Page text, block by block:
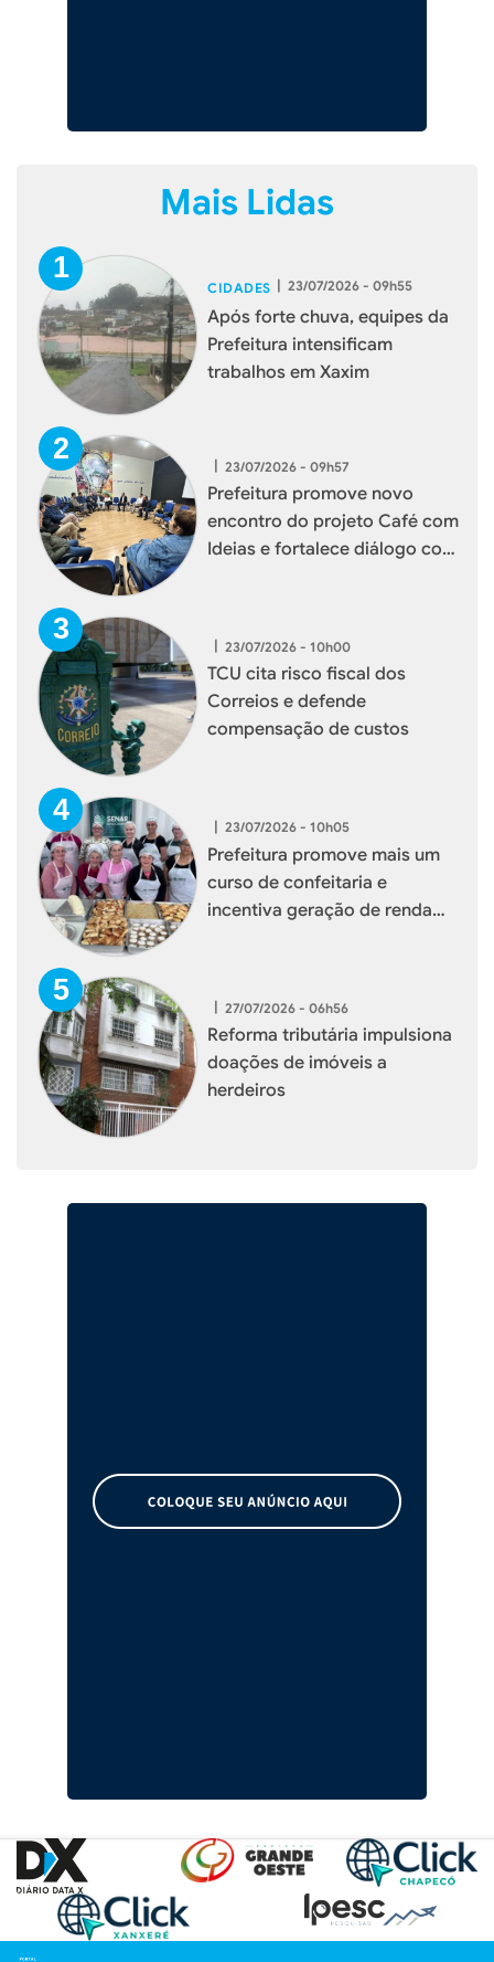
Mais Lidas
CIDADES | 23/07/2026 - 09h55
Após forte chuva, equipes da
Prefeitura intensificam
trabalhos em Xaxim
| 23/07/2026 - 09h57
Prefeitura promove novo
encontro do projeto Café com
Ideias e fortalece diálogo com
| 23/07/2026 - 10h00
TCU cita risco fiscal dos
Correios e defende
compensação de custos
| 23/07/2026 - 10h05
Prefeitura promove mais um
curso de confeitaria e
incentiva geração de renda
| 27/07/2026 - 06h56
Reforma tributária impulsiona
doações de imóveis a
herdeiros